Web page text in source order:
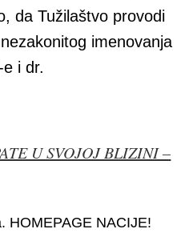
da Tužilaštvo provodi
imenovanja
i dr.
U SVOJOJ BLIZINI –
HOMEPAGE NACIJE!